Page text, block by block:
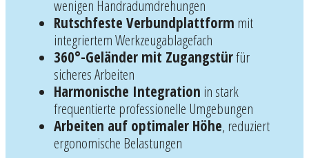
wenigen Handradumdrehungen
Rutschfeste Verbundplattform mit
integriertem Werkzeugablagefach
360°-Geländer mit Zugangstürfür
sicheres Arbeiten
Harmonische Integration in stark
frequentierte professionelle Umgebungen
Arbeiten auf optimaler Höhe, reduziert
ergonomische Belastungen